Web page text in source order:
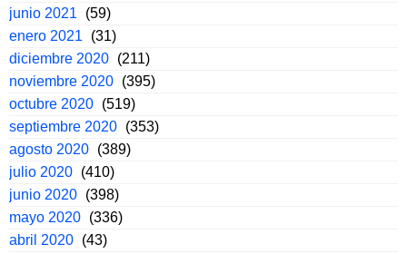
junio 2021
(59)
enero 2021
(31)
diciembre 2020 (211)
noviembre 2020 (395)
octubre 2020 (519)
septiembre 2020 (353)
agosto 2020 (389)
julio 2020 (410)
junio 2020 (398)
mayo 2020 (336)
abril 2020 (43)